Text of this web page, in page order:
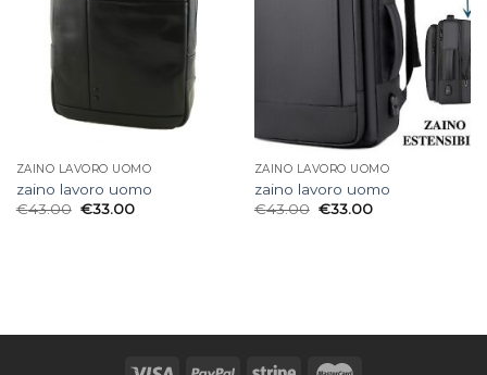
ZAINO LAVORO UOMO
zaino lavoro uomo
€43.00 €33.00
ZAINO LAVORO UOMO
zaino lavoro uomo
€43.00 €33.00